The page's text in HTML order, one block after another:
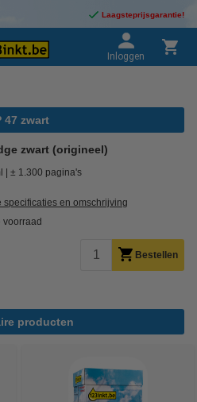
Laagsteprijsgarantie!
Inloggen
47 zwart
zwart (origineel)
± 1.300 pagina's
specificaties en omschrijving
voorraad
Bestellen
producten